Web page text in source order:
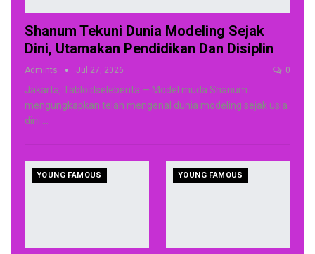
Shanum Tekuni Dunia Modeling Sejak
Dini, Utamakan Pendidikan Dan Disiplin
Admints Jul 27, 2026 0
Jakarta, Tabloidseleberita — Model muda Shanum
mengungkapkan telah mengenal dunia modeling sejak usia
dini.
YOUNG FAMOUS YOUNG FAMOUS